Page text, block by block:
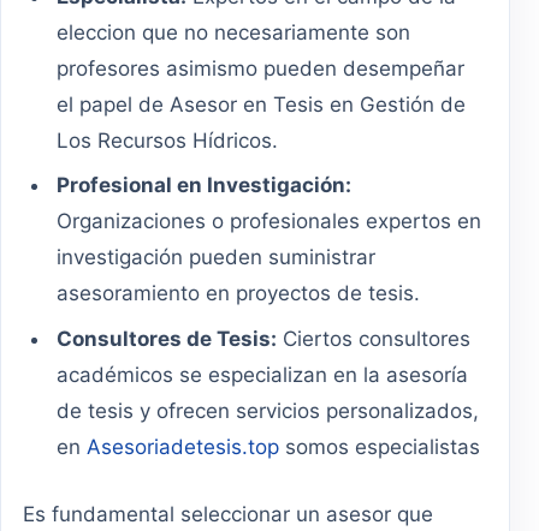
eleccion que no necesariamente son
profesores asimismo pueden desempeñar
el papel de Asesor en Tesis en Gestión de
Los Recursos Hídricos.
Profesional en Investigación:
Organizaciones o profesionales expertos en
investigación pueden suministrar
asesoramiento en proyectos de tesis.
Consultores de Tesis: Ciertos consultores
académicos se especializan en la asesoría
de tesis y ofrecen servicios personalizados,
enAsesoriadetesis.top somos especialistas
Es fundamental seleccionar un asesor que